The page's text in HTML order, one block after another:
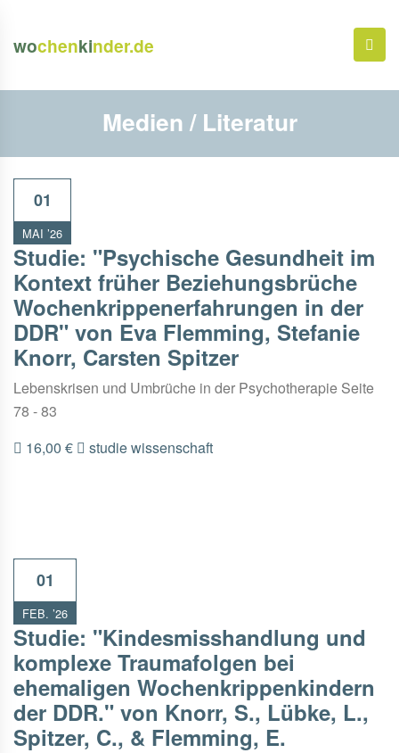
wochenkinder.de
Medien / Literatur
01
MAI ’26
Studie: "Psychische Gesundheit im
Kontext früher Beziehungsbrüche
Wochenkrippenerfahrungen in der
DDR" von Eva Flemming, Stefanie
Knorr, Carsten Spitzer
Lebenskrisen und Umbrüche in der Psychotherapie Seite
78 - 83
16,00 €
studiewissenschaft
01
FEB. ’26
Studie: "Kindesmisshandlung und
komplexe Traumafolgen bei
ehemaligen Wochenkrippenkindern
der DDR." von Knorr, S., Lübke, L.,
Spitzer, C., & Flemming, E.